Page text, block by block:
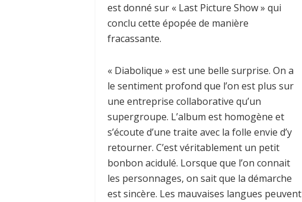
est donné sur « Last Picture Show » qui
conclu cette épopée de manière
fracassante.
« Diabolique » est une belle surprise. On a
le sentiment profond que l’on est plus sur
une entreprise collaborative qu’un
supergroupe. L’album est homogène et
s’écoute d’une traite avec la folle envie d’y
retourner. C’est véritablement un petit
bonbon acidulé. Lorsque que l’on connait
les personnages, on sait que la démarche
est sincère. Les mauvaises langues peuvent